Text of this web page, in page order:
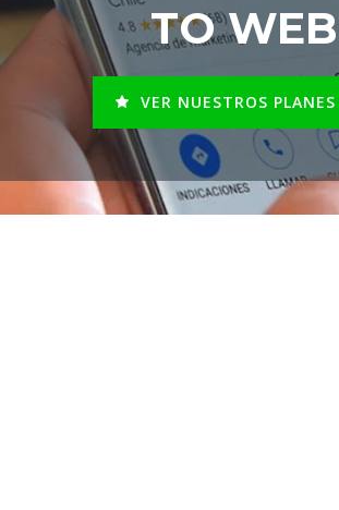
TO WEB
VER NUESTROS PLANES